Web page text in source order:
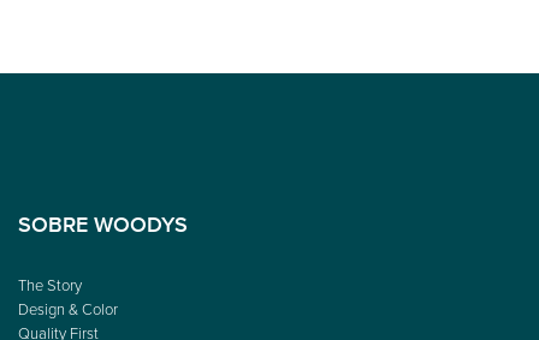
SOBRE WOODYS
The Story
Design & Color
Quality First